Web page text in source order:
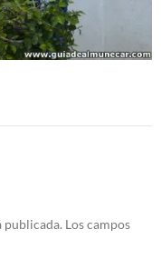
publicada. Los campos